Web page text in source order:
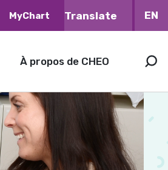
MyChart EN
À propos de CHEO